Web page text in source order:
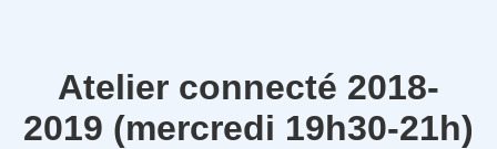
Atelier connecté 2018-
2019 (mercredi 19h30-21h)